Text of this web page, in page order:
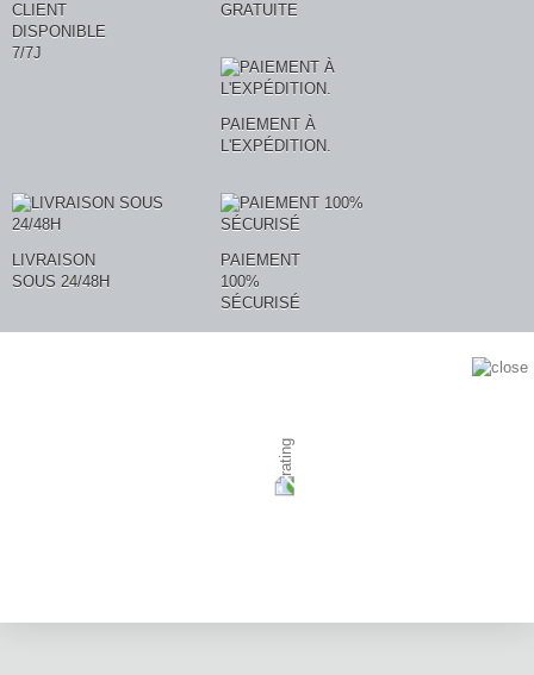
CLIENT
DISPONIBLE
7/7J
GRATUITE
PAIEMENT À
L'EXPÉDITION.
LIVRAISON
SOUS 24/48H
PAIEMENT
100%
SÉCURISÉ